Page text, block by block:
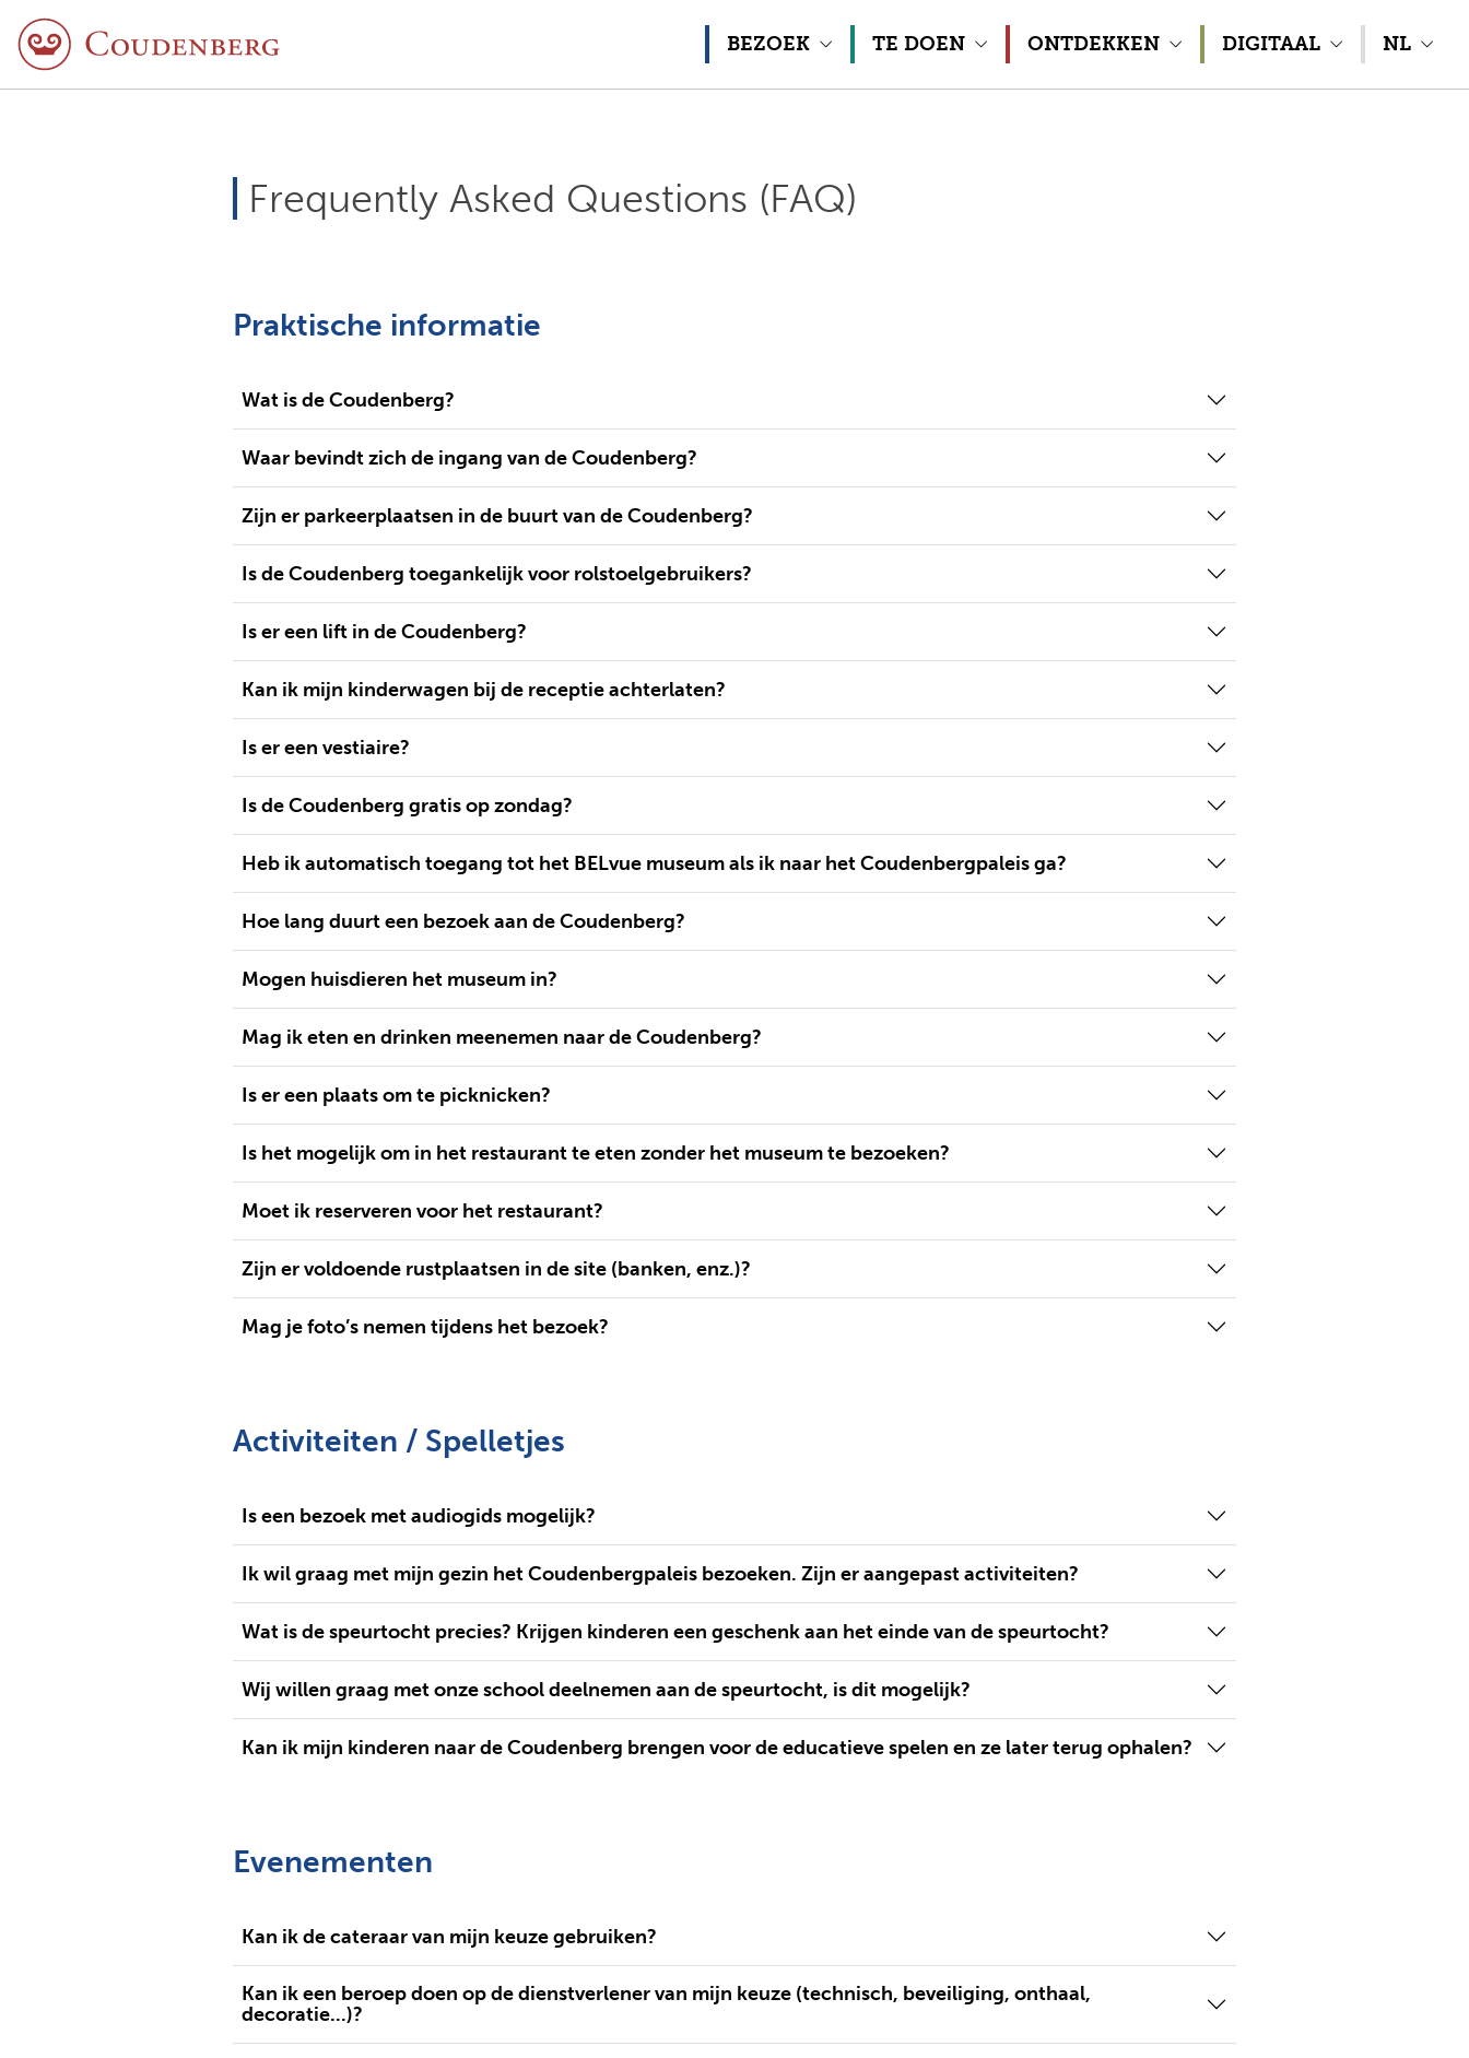
BEZOEK
TE DOEN ONTDEKKEN DIGITAAL NL
Frequently Asked Questions (FAQ)
Praktische informatie
Wat is de Coudenberg?
Waar bevindt zich de ingang van de Coudenberg?
Zijn er parkeerplaatsen in de buurt van de Coudenberg?
Is de Coudenberg toegankelijk voor rolstoelgebruikers?
Is er een lift in de Coudenberg?
Kan ik mijn kinderwagen bij de receptie achterlaten?
Is er een vestiaire?
Is de Coudenberg gratis op zondag?
Heb ik automatisch toegang tot het BELvue museum als ik naar het Coudenbergpaleis ga?
Hoe lang duurt een bezoek aan de Coudenberg?
Mogen huisdieren het museum in?
Mag ik eten en drinken meenemen naar de Coudenberg?
Is er een plaats om te picknicken?
Is het mogelijk om in het restaurant te eten zonder het museum te bezoeken?
Moet ik reserveren voor het restaurant?
Zijn er voldoende rustplaatsen in de site (banken, enz.)?
Mag je foto’s nemen tijdens het bezoek?
Activiteiten / Spelletjes
Is een bezoek met audiogids mogelijk?
Ik wil graag met mijn gezin het Coudenbergpaleis bezoeken. Zijn er aangepast activiteiten?
Wat is de speurtocht precies? Krijgen kinderen een geschenk aan het einde van de speurtocht?
Wij willen graag met onze school deelnemen aan de speurtocht, is dit mogelijk?
Kan ik mijn kinderen naar de Coudenberg brengen voor de educatieve spelen en ze later terug ophalen?
Evenementen
Kan ik de cateraar van mijn keuze gebruiken?
Kan ik een beroep doen op de dienstverlener van mijn keuze (technisch, beveiliging, onthaal,
decoratie...)?